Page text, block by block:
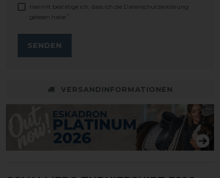
Hiermit bestätige ich, dass ich die Daten­schutz­erklärung
gelesen habe. *
SENDEN
VERSANDINFORMATIONEN